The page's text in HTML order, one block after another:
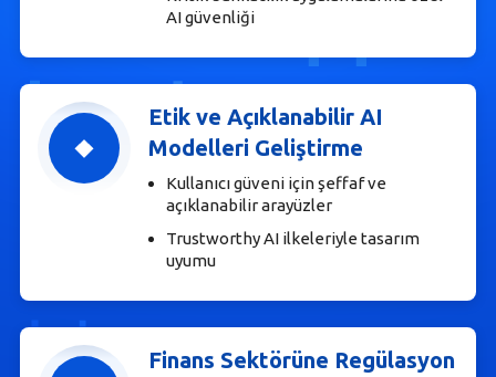
AI güvenliği
Etik ve Açıklanabilir AI
Modelleri Geliştirme
Kullanıcı güveni için şeffaf ve
açıklanabilir arayüzler
Trustworthy AI ilkeleriyle tasarım
uyumu
Finans Sektörüne Regülasyon